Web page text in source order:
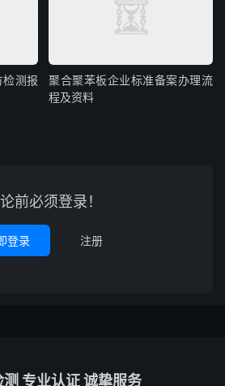
测报
聚合聚苯板企业标准备案办理流
程及资料
前必须登录！
登录 注册
测 专业认证 诚挚服务